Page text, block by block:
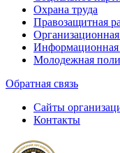
Охрана труда
Правозащитная
Организационная
Информационная
Молодежная
Обратная связь
Сайты
Контакты